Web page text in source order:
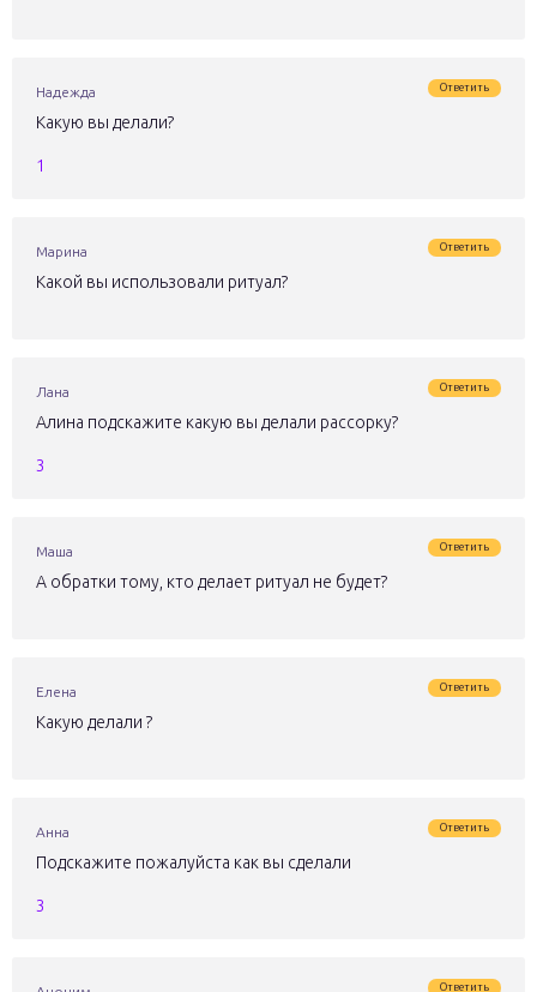
Надежда Ответить
Какую вы делали?
1
Марина Ответить
Какой вы использовали ритуал?
Лана Ответить
Алина подскажите какую вы делали рассорку?
3
Маша Ответить
А обратки тому, кто делает ритуал не будет?
Елена Ответить
Какую делали ?
Анна Ответить
Подскажите пожалуйста как вы сделали
3
Ответить